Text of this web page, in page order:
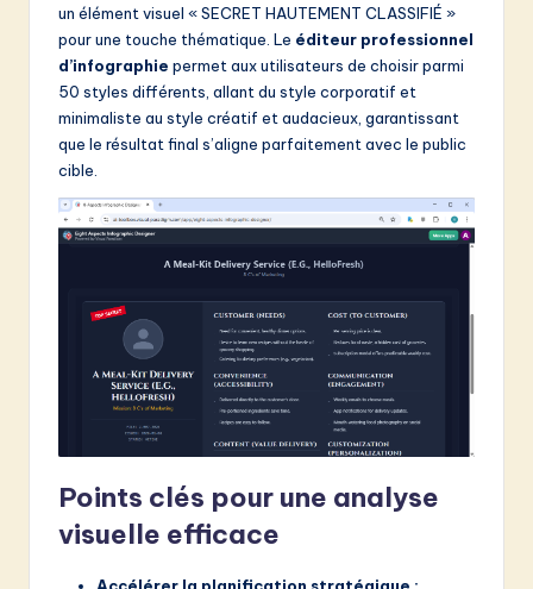
un élément visuel « SECRET HAUTEMENT CLASSIFIÉ »
pour une touche thématique. Le éditeur professionnel
d’infographie permet aux utilisateurs de choisir parmi
50 styles différents, allant du style corporatif et
minimaliste au style créatif et audacieux, garantissant
que le résultat final s’aligne parfaitement avec le public
cible.
Points clés pour une analyse
visuelle efficace